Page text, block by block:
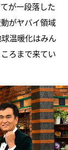
が一段落した
がヤバイ領域
温暖化はみん
ろまで来てい